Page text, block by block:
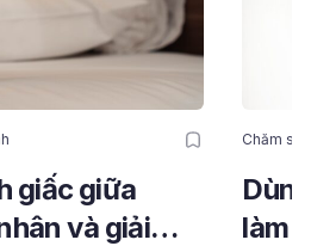
giấc giữa
và giải
Chăm
làm